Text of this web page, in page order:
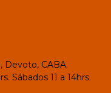
Devoto, CABA.
Sábados 11 a 14hrs.